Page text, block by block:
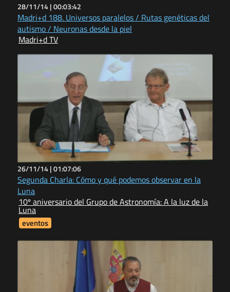
28/11/14 |00:03:42
Madri+d 188. Universos paralelos / Rutas genéticas del
autismo / Neuronas desde la piel
Madri+d TV
26/11/14 |01:07:06
Segunda Charla: Cómo y qué podemos observar en la
Luna
10º aniversario del Grupo de Astronomía: A la luz de la
Luna
eventos